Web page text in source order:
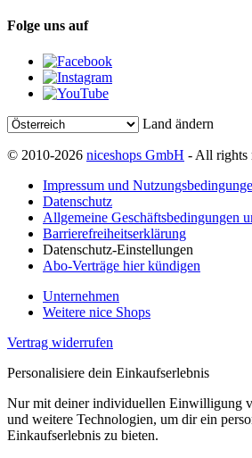
Folge uns auf
Land ändern
© 2010-2026 niceshops GmbH - All rights
Impressum und
Datenschutz
Allgemeine Geschäftsbedingungen
Barrierefreiheitserklärung
Datenschutz-Einstellungen
Abo-Verträge hier kündigen
Unternehmen
Weitere nice Shops
Vertrag widerrufen
Personalisiere dein Einkaufserlebnis
Nur mit deiner individuellen Einwilligung
und weitere Technologien, um dir ein
Einkaufserlebnis zu bieten.